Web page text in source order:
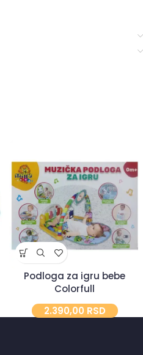
Podloga za igru bebe
Colorfull
2.390,00 RSD